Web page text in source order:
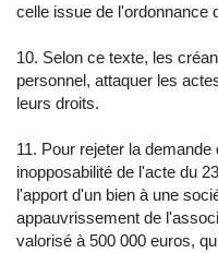
celle issue de l'ordonnance
10. Selon ce texte, les
personnel, attaquer les
leurs droits.
11. Pour rejeter la
inopposabilité de l'acte du
l'apport d'un bien à une
appauvrissement de
valorisé à 500 000 euros,